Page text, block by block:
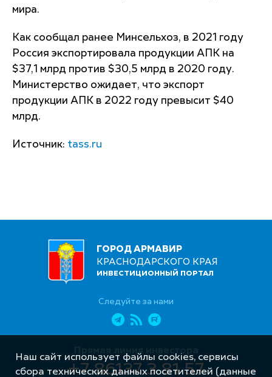
мира.
Как сообщал ранее Минсельхоз, в 2021 году
Россия экспортировала продукции АПК на
$37,1 млрд против $30,5 млрд в 2020 году.
Министерство ожидает, что экспорт
продукции АПК в 2022 году превысит $40
млрд.
Источник: tass.ru
ГОРОД АРМАВИР
КРАСНОДАРСКОГО КРАЯ
ИНВЕСТИЦИОННЫЙ ПОРТАЛ
Следуйте за нами
Прямая линия инвестора
+7 86137 3 81 57
Наш сайт использует файлы cookies, сервисы
сбора технических данных посетителей (данные